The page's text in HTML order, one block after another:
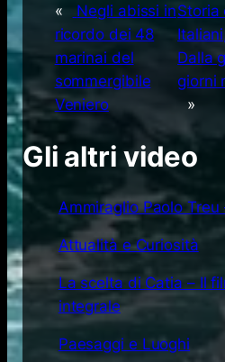
«
Negli abissi in
ricordo dei 48
marinai del
sommergibile
Veniero
Storia
Dalla
giorni
»
Gli altri video
Ammiraglio Paolo Treu
Attualità e Curiosità
La scelta di Catia – Il
integrale
Paesaggi e Luoghi